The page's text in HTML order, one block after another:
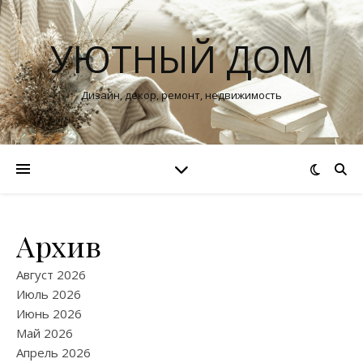
УЮТНЫЙ ДОМ
Дизайн, декор, ремонт, недвижимость
Архив
Август 2026
Июль 2026
Июнь 2026
Май 2026
Апрель 2026